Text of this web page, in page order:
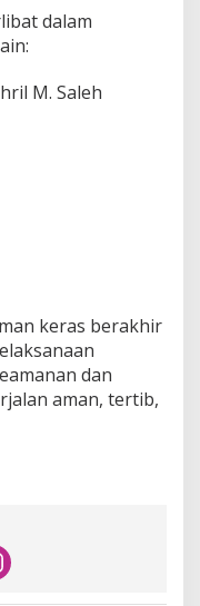
dalam
M. Saleh
keras berakhir
dan
aman, tertib,